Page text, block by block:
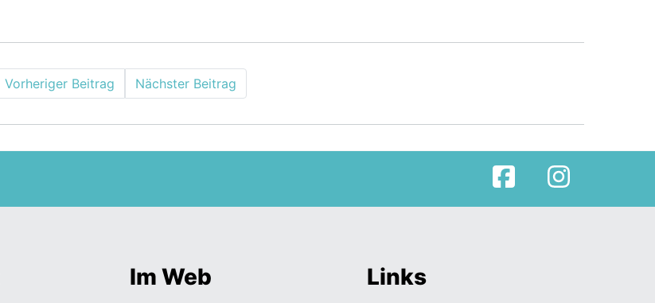
Vorheriger Beitrag Nächster Beitrag
Facebook
Im Web Links